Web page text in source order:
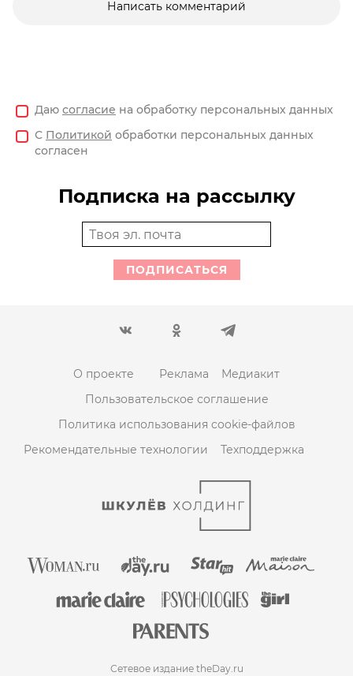
Написать комментарий
Даю согласие на обработку персональных данных
С Политикой обработки персональных данных
согласен
Подписка на рассылку
ПОДПИСАТЬСЯ
О проекте Реклама
Медиакит
Пользовательское соглашение
Политика использования cookie-файлов
Рекомендательные технологии
Техподдержка
Сетевое издание theDay.ru